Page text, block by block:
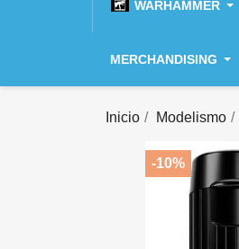
WARHAMMER
MERCHANDISING
Inicio Modelismo
-10%